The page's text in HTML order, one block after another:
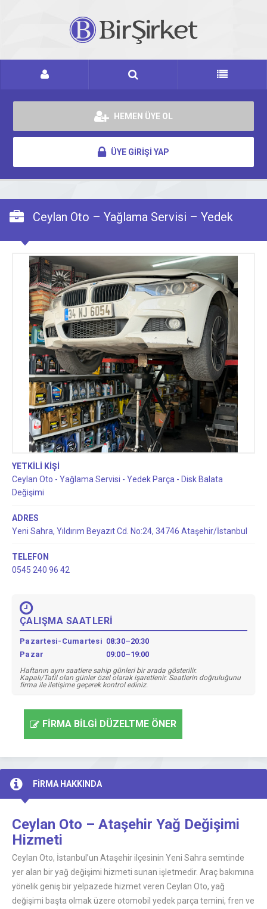
HEMEN ÜYE OL
ÜYE GİRİŞİ YAP
Ceylan Oto – Yağlama Servisi – Yedek
Parça – Disk Balata Değişimi
YETKİLİ KİŞİ
Ceylan Oto - Yağlama Servisi - Yedek Parça - Disk Balata
Değişimi
ADRES
Yeni Sahra, Yıldırım Beyazıt Cd. No:24, 34746 Ataşehir/İstanbul
TELEFON
0545 240 96 42
ÇALIŞMA SAATLERİ
Pazartesi-Cumartesi 08:30–20:30
Pazar
09:00–19:00
Haftanın aynı saatlere sahip günleri bir arada gösterilir.
Kapalı/Tatil olan günler özel olarak işaretlenir. Saatlerin doğruluğunu
firma ile iletişime geçerek kontrol ediniz.
FİRMA BİLGİ DÜZELTME ÖNER
FİRMA HAKKINDA
Ceylan Oto – Ataşehir Yağ Değişimi
Hizmeti
Ceylan Oto, İstanbul’un Ataşehir ilçesinin Yeni Sahra semtinde
yer alan bir yağ değişimi hizmeti sunan işletmedir. Araç bakımına
yönelik geniş bir yelpazede hizmet veren Ceylan Oto, yağ
değişimi başta olmak üzere otomobil yedek parça temini, fren ve